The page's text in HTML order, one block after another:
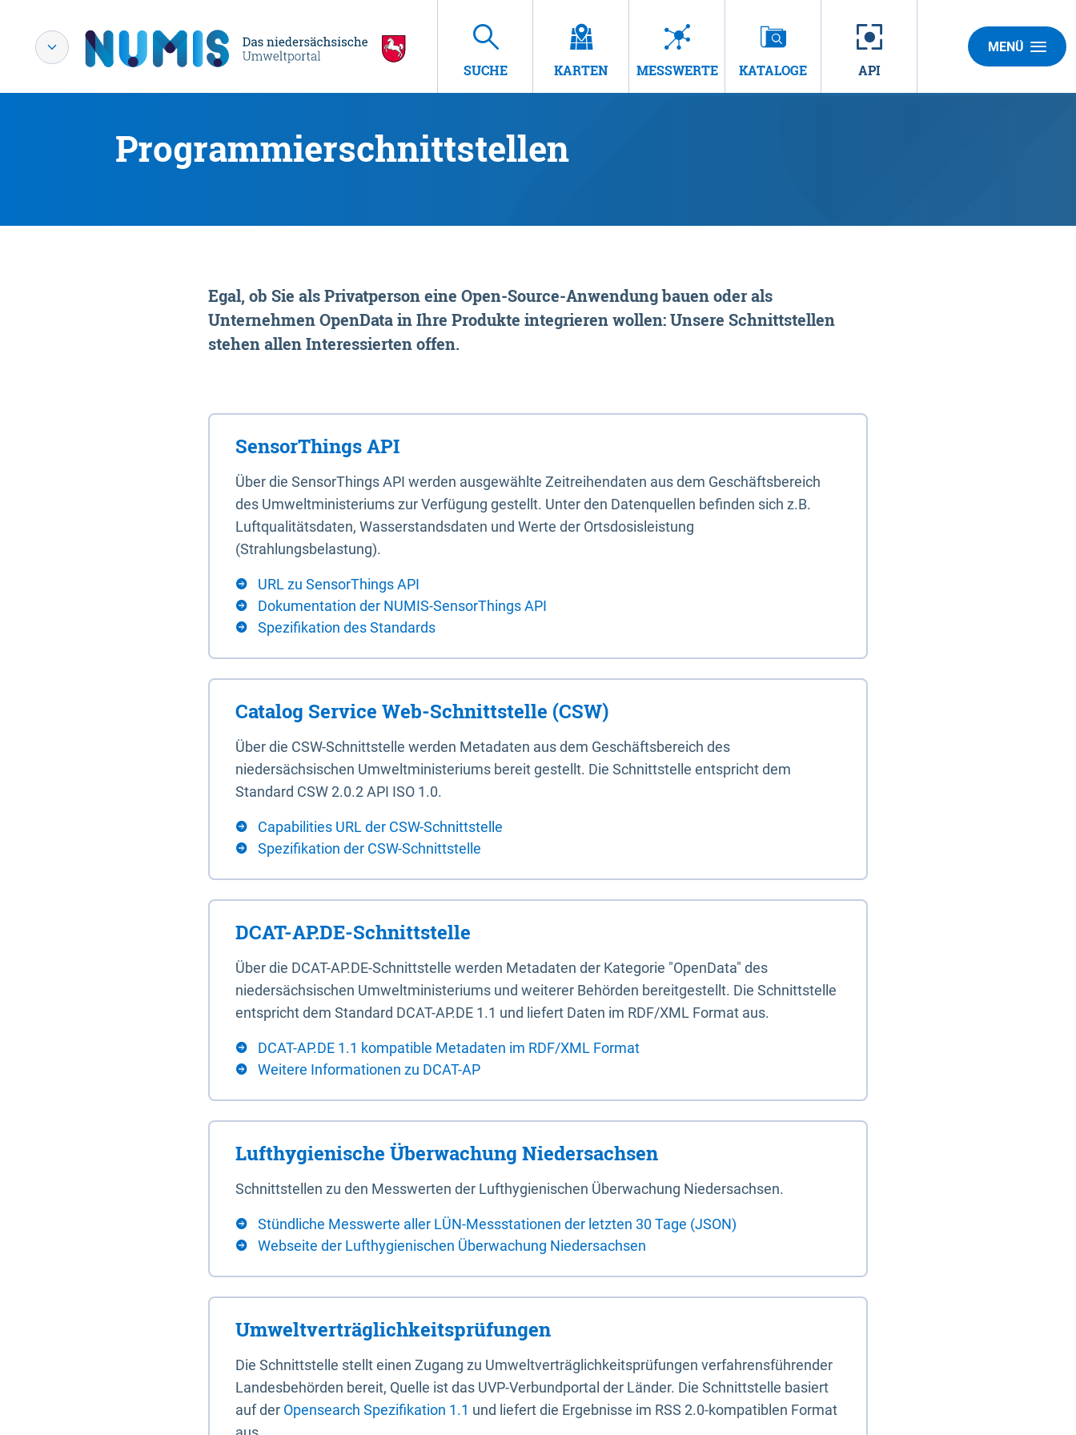
SUCHE KARTEN MESSWERTE KATALOGE API
MENÜ
Programmierschnittstellen
Egal, ob Sie als Privatperson eine Open-Source-Anwendung bauen oder als
Unternehmen OpenData in Ihre Produkte integrieren wollen: Unsere Schnittstellen
stehen allen Interessierten offen.
SensorThings API
Über die SensorThings API werden ausgewählte Zeitreihendaten aus dem Geschäftsbereich
des Umweltministeriums zur Verfügung gestellt. Unter den Datenquellen befinden sich z.B.
Luftqualitätsdaten, Wasserstandsdaten und Werte der Ortsdosisleistung
(Strahlungsbelastung).
URL zu SensorThings API
Dokumentation der NUMIS-SensorThings API
Spezifikation des Standards
Catalog Service Web-Schnittstelle (CSW)
Über die CSW-Schnittstelle werden Metadaten aus dem Geschäftsbereich des
niedersächsischen Umweltministeriums bereit gestellt. Die Schnittstelle entspricht dem
Standard CSW 2.0.2 API ISO 1.0.
Capabilities URL der CSW-Schnittstelle
Spezifikation der CSW-Schnittstelle
DCAT-AP.DE-Schnittstelle
Über die DCAT-AP.DE-Schnittstelle werden Metadaten der Kategorie "OpenData" des
niedersächsischen Umweltministeriums und weiterer Behörden bereitgestellt. Die Schnittstelle
entspricht dem Standard DCAT-AP.DE 1.1 und liefert Daten im RDF/XML Format aus.
DCAT-AP.DE 1.1 kompatible Metadaten im RDF/XML Format
Weitere Informationen zu DCAT-AP
Lufthygienische Überwachung Niedersachsen
Schnittstellen zu den Messwerten der Lufthygienischen Überwachung Niedersachsen.
Stündliche Messwerte aller LÜN-Messstationen der letzten 30 Tage (JSON)
Webseite der Lufthygienischen Überwachung Niedersachsen
Umweltverträglichkeitsprüfungen
Die Schnittstelle stellt einen Zugang zu Umweltverträglichkeitsprüfungen verfahrensführender
Landesbehörden bereit, Quelle ist das UVP-Verbundportal der Länder. Die Schnittstelle basiert
auf der Opensearch Spezifikation 1.1 und liefert die Ergebnisse im RSS 2.0-kompatiblen Format